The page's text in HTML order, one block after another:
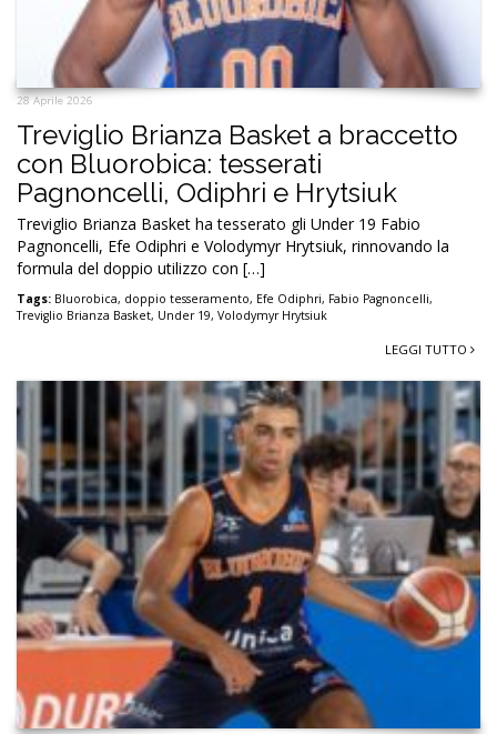
28 Aprile 2026
Treviglio Brianza Basket a braccetto
con Bluorobica: tesserati
Pagnoncelli, Odiphri e Hrytsiuk
Treviglio Brianza Basket ha tesserato gli Under 19 Fabio
Pagnoncelli, Efe Odiphri e Volodymyr Hrytsiuk, rinnovando la
formula del doppio utilizzo con […]
Tags: Bluorobica, doppio tesseramento, Efe Odiphri, Fabio Pagnoncelli,
Treviglio Brianza Basket, Under 19, Volodymyr Hrytsiuk
LEGGI TUTTO